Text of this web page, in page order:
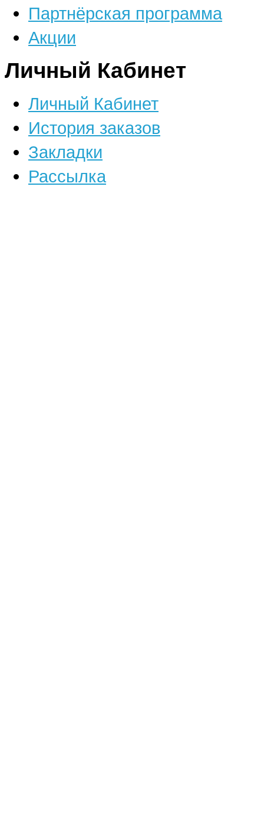
Партнёрская программа
Акции
Личный Кабинет
Личный Кабинет
История заказов
Закладки
Рассылка